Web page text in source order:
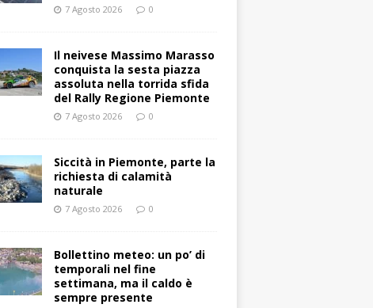
7 Agosto 2026 0
Il neivese Massimo Marasso
conquista la sesta piazza
assoluta nella torrida sfida
del Rally Regione Piemonte
7 Agosto 2026 0
Siccità in Piemonte, parte la
richiesta di calamità
naturale
7 Agosto 2026 0
Bollettino meteo: un po’ di
temporali nel fine
settimana, ma il caldo è
sempre presente